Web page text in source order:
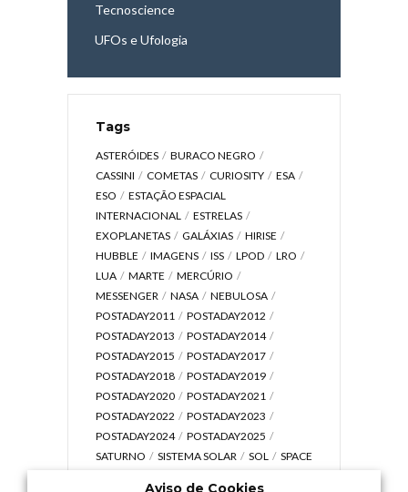
Tecnoscience
UFOs e Ufologia
Tags
ASTERÓIDES
BURACO NEGRO
CASSINI
COMETAS CURIOSITY
ESA
ESO
ESTAÇÃO ESPACIAL
INTERNACIONAL
ESTRELAS
EXOPLANETAS
GALÁXIAS
HIRISE
HUBBLE
IMAGENS ISS LPOD
LRO
LUA
MARTE
MERCÚRIO
MESSENGER
NASA
NEBULOSA
POSTADAY2011
POSTADAY2012
POSTADAY2013
POSTADAY2014
POSTADAY2015
POSTADAY2017
POSTADAY2018
POSTADAY2019
POSTADAY2020
POSTADAY2021
POSTADAY2022
POSTADAY2023
POSTADAY2024
POSTADAY2025
SATURNO
SISTEMA SOLAR SOL
SPACE
Aviso de Cookies